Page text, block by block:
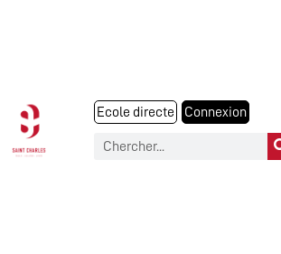
Ecole directe Connexion